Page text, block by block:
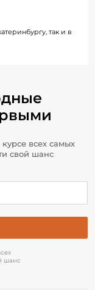
так и в
всех самых
свой шанс
шанс